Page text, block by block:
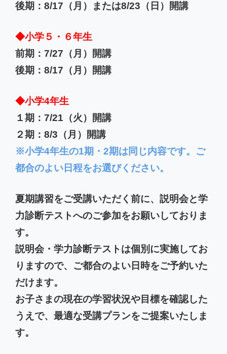
後期：8/17（月）または8/23（日）開講
◆小学５・６年生
前期：7/27（月）開講
後期：8/17（月）開講
◆小学4年生
１期：7/21（火）開講
２期：8/3（月）開講
※小学4年生の1期・2期は同じ内容です。ご
都合のよい日程をお選びください。
夏期講習をご受講いただく前に、説明会と学
力診断テストへのご参加をお願いしておりま
す。
説明会・学力診断テストは個別に実施してお
りますので、ご都合のよい日時をご予約いた
だけます。
お子さまの現在の学習状況や目標を確認した
うえで、最適な受講プランをご提案いたしま
す。